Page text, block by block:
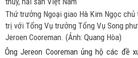
Thứ trưởng Ngoại giao Hà Kim Ngọc
trị với Tổng Vụ trưởng Tổng Vụ Song
Jeroen Cooreman. (Ảnh: Quang Hòa)
Ông Jereon Cooreman ủng hộ các đề